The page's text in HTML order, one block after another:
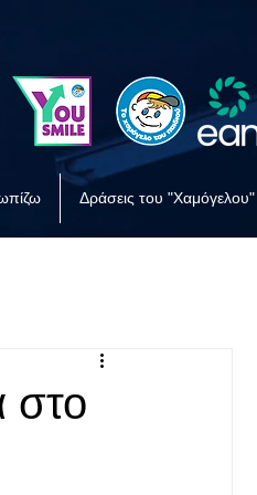
Δράσεις του "Χαμόγελου"
στο